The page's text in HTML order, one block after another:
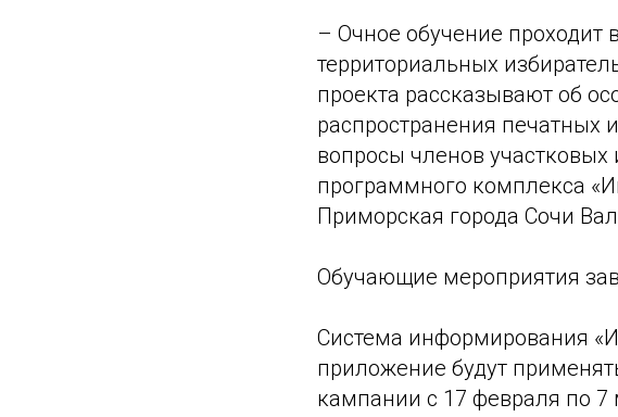
– Очное обучение
территориальных
проекта рассказывают об
распространения печатных
вопросы членов
программного комплекса
Приморская города Сочи
Обучающие мероприятия
Система информирования
приложение будут
кампании с 17 февраля по 7